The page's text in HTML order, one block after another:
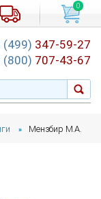
» Мензбир М.А.
0
(499) 347-59-27
(800) 707-43-67